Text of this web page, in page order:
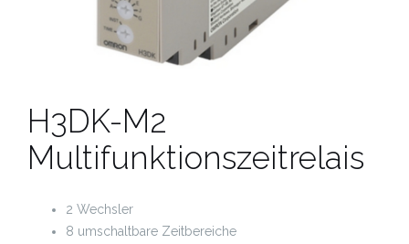
H3DK-M2
Multifunktionszeitrelais
2 Wechsler
8 umschaltbare Zeitbereiche